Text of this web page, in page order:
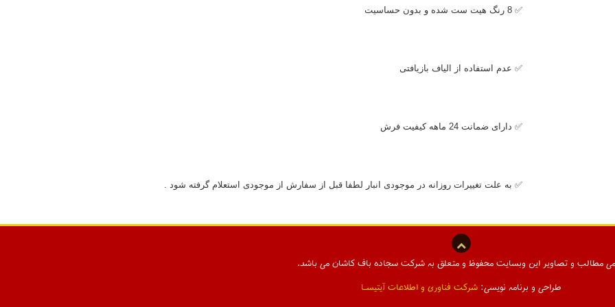
✅ 8 رنگ هیت ست شده و بدون حساسیت
✅ عدم استفاده از الیاف بازیافتی
✅ دارای ضمانت 24 ماهه کیفیت فرش
✅ به علت تغییرات روزانه در موجودی انبار لطفا قبل از سفارش از موجودی استعلام گرفته شود .
مطالب و تصاویر این وبسایت محفوظ و متعلق به شرکت سجاده باف کاشان می باشد.
طراحی و برنامه نویسی: شرکت فناوری و اطلاعات آیتیسـا